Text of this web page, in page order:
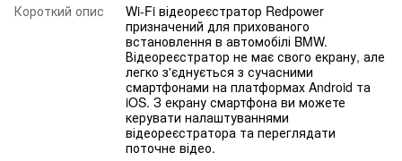
Короткий опис
Wi-Fi відеореєстратор Redpower
призначений для прихованого
встановлення в автомобілі BMW.
Відеореєстратор не має свого екрану, але
легко з'єднується з сучасними
смартфонами на платформах Android та
iOS. З екрану смартфона ви можете
керувати налаштуваннями
відеореєстратора та переглядати
поточне відео.